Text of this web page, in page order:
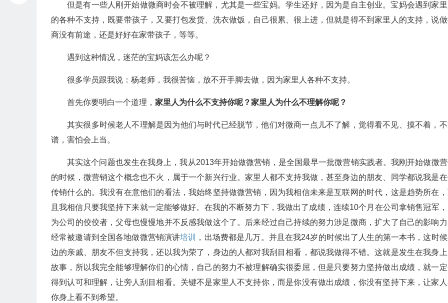
但是有一些人刚开始做微商时会不被理解，尤其是一些宝妈。学生还好，因为是自主创业。宝妈会遇到家里
的各种不支持，既要带孩子，又要打包发货、洗衣做饭，自己很累、很上进，但就是得不到家里人的支持，说
商没有前途，还是好好在家带孩子，等等。
遇到这种情况，迷茫的宝妈该怎么办呢？
很多学员跟我说：杨老师，我很苦恼，放不开手脚去做，因为家里人各种不支持。
首先你要明白一个道理， 家里人为什么不支持你呢？家里人为什么不理解你呢？
其实很多时候老人不理解是因为他们与时代已经脱节，他们对微商一点儿不了解，觉得看不见、摸不着，
谱，害怕会上当。
其实这个问题也发生在我身上，我从2013年开始做微营销，是全国最早一批微营销实践者。我刚开始做微
的时候，微营销这个概念也不火，属于一个新兴行业。家里人都不支持我做，甚至身边的朋友、同学都说我是
传销什么的。我没有在意他们的看法，我始终坚持做微营销，因为我相信未来是互联网的时代，这是趋势所在
且我相信只要我坚持下来就一定能够做好。在我的不断努力下，我做出了成绩，连续10个月在公司拿销售冠军
为公司的佼佼者，父母也慢慢地并不反感我做这个了。后来经过自己持续的努力涉足微商，扩大了自己的影响力
经常被邀请到全国各地做微营销演讲培训
，出场费都是几万。并且在我24岁的时候出了人生的第一本书，这时
边的亲戚、朋友不但支持我，还以我为荣了，身边的人都对我刮目相看，都说我做得不错。这就是发生在我身
故事，所以我完全能够理解你们的心情，自己的努力不被理解确实很委屈，但是只要努力坚持做出成绩，就一
得到认可和理解，让旁人刮目相看。关键不是家里人不支持你，而是你没有做出成绩，你没有坚持下来，让家
你身上看不到希望。